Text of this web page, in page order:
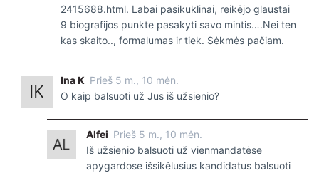
2415688.html. Labai pasikuklinai, reikėjo glaustai
9 biografijos punkte pasakyti savo mintis….Nei ten
kas skaito.., formalumas ir tiek. Sėkmės pačiam.
Ina K Prieš 5 m., 10 mėn.
O kaip balsuoti už Jus iš užsienio?
Alfei Prieš 5 m., 10 mėn.
Iš užsienio balsuoti už vienmandatėse
apygardose išsikėlusius kandidatus balsuoti